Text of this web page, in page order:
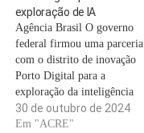
exploração de IA
Agência Brasil O governo
federal firmou uma parceria
com o distrito de inovação
Porto Digital para a
exploração da inteligência
artificial no âmbito da gestão
pública. O termo foi firmado
30 de outubro de 2024
Em "ACRE"